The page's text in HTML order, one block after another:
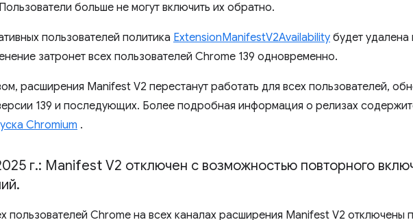
больше не могут включить их обратно.
пользователей политика ExtensionManifestV2Availability будет удалена
затронет всех пользователей Chrome 139 одновременно.
расширения Manifest V2 перестанут работать для всех пользователей,
139 и последующих. Более подробная информация о релизах
Chromium .
г.: Manifest V2 отключен с возможностью повторного
.
пользователей Chrome на всех каналах расширения Manifest V2 отключены